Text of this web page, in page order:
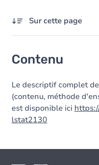
Sur cette page
Contenu
Le descriptif complet
(contenu, méthode
est disponible ici
lstat2130